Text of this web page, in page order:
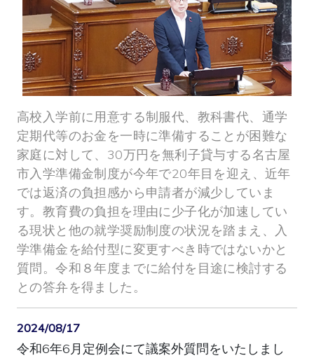
高校入学前に用意する制服代、教科書代、通学
定期代等のお金を一時に準備することが困難な
家庭に対して、30万円を無利子貸与する名古屋
市入学準備金制度が今年で20年目を迎え、近年
では返済の負担感から申請者が減少していま
す。教育費の負担を理由に少子化が加速してい
る現状と他の就学奨励制度の状況を踏まえ、入
学準備金を給付型に変更すべき時ではないかと
質問。令和８年度までに給付を目途に検討する
との答弁を得ました。
2024/08/17
令和6年6月定例会にて議案外質問をいたしまし